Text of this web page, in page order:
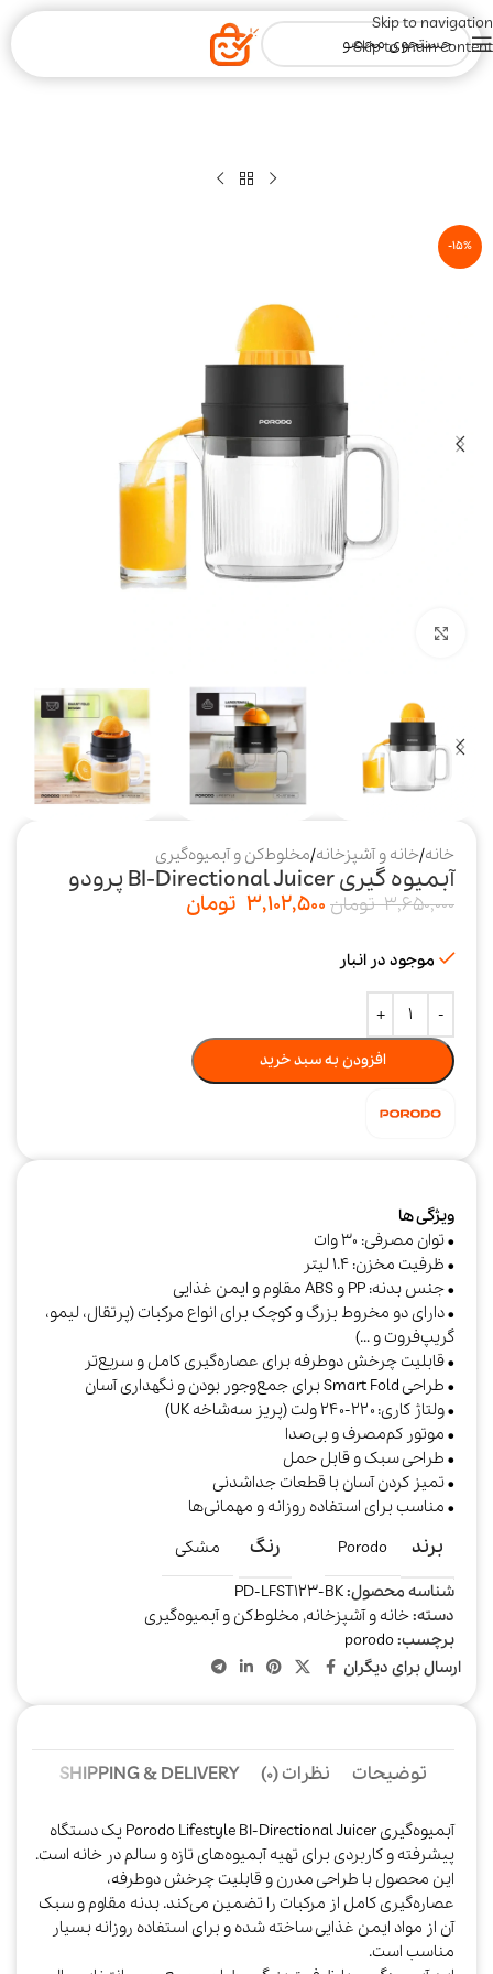
Skip to navigation
Skip to main content
-15%
خانه/خانه و آشپزخانه/مخلوط‌کن و آبمیوه‌گیری
آبمیوه گیری BI-Directional Juicer پرودو
3,650,000 تومان 3,102,500 تومان
موجود در انبار
افزودن به سبد خرید
ویژگی ها
• توان مصرفی: ۳۰ وات
• ظرفیت مخزن: ۱.۴ لیتر
• جنس بدنه: PP و ABS مقاوم و ایمن غذایی
• دارای دو مخروط بزرگ و کوچک برای انواع مرکبات (پرتقال، لیمو،
گریپ‌فروت و …)
• قابلیت چرخش دوطرفه برای عصاره‌گیری کامل و سریع‌تر
• طراحی Smart Fold برای جمع‌وجور بودن و نگهداری آسان
• ولتاژ کاری: ۲۲۰-۲۴۰ ولت (پریز سه‌شاخه UK)
• موتور کم‌مصرف و بی‌صدا
• طراحی سبک و قابل حمل
• تمیز کردن آسان با قطعات جداشدنی
• مناسب برای استفاده روزانه و مهمانی‌ها
برند Porodo رنگ
مشکی
شناسه محصول:PD-LFST123-BK
دسته:خانه و آشپزخانه, مخلوط‌کن و آبمیوه‌گیری
برچسب:porodo
ارسال برای دیگران
توضیحات نظرات (0) SHIPPING & DELIVERY
آبمیوه‌گیری Porodo Lifestyle BI-Directional Juicer یک دستگاه
پیشرفته و کاربردی برای تهیه آبمیوه‌های تازه و سالم در خانه است.
این محصول با طراحی مدرن و قابلیت چرخش دوطرفه،
عصاره‌گیری کامل از مرکبات را تضمین می‌کند. بدنه مقاوم و سبک
آن از مواد ایمن غذایی ساخته شده و برای استفاده روزانه بسیار
مناسب است.